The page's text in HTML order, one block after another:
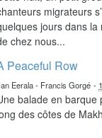
migrateurs
jours dans
chez nous...
Peaceful Row
Eerala - Francis Gorgé -
balade en barque
des côtes de